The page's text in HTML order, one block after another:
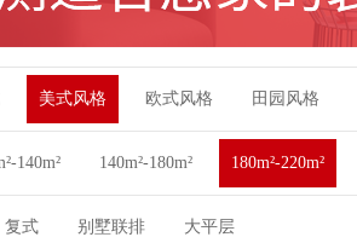
美式风格 欧式风格 田园风格
140m² 140m²-180m² 180m²-220m²
复式 别墅联排 大平层